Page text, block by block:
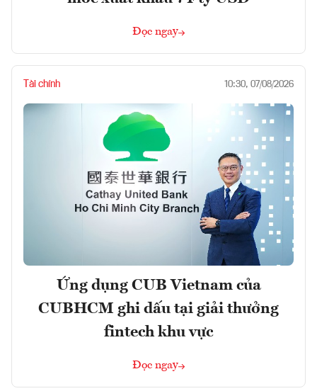
Đọc ngay
Tài chính 10:30, 07/08/2026
Ứng dụng CUB Vietnam của
CUBHCM ghi dấu tại giải thưởng
fintech khu vực
Đọc ngay